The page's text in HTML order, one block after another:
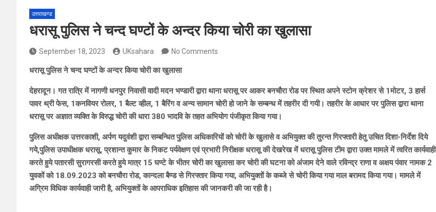
उत्तराखण्ड
धरासू पुलिस ने चन्द घण्टों के अन्दर किया चोरी का खुलासा
September 18, 2023 UKsahara No Comments
धरासू पुलिस ने चन्द घण्टों के अन्दर किया चोरी का खुलासा
देहरादून। गत रात्रि में नागणी धनपुर निवासी वादी मदन भण्डारी द्वारा थाना धरासू पर आकर बनचौरा रोड पर स्थित अपने स्टोन क्रेशर से 1मोटर, 3 हार्स
पावर थ्री फेस, 1कनवियर रोलर, 1 बैल्ट व्हील, 1 बैरिंग व अन्य सामान चोरी हो जाने के सम्बन्ध में तहरीर दी गयी। तहरीर के आधार पर पुलिस द्वारा थाना
धरासू पर अज्ञात व्यक्ति के विरुद्ध चोरी की धारा 380 भादवि के तहत अभियोग पंजीकृत किया गया।
पुलिस अधीक्षक उत्तरकाशी, अर्पण यदुवंशी द्वारा सम्बन्धित पुलिस अधिकारियों को चोरी के खुलासे व अभियुक्त की तुरन्त गिरफ्तारी हेतु उचित दिशा-निर्देश दिये
गये,पुलिस उपाधीक्षक धरासू, प्रशान्त कुमार के निकट पर्यवेक्षण एवं प्रभारी निरीक्षक धरासू की देखरेख में धरासू पुलिस टीम द्वारा उक्त मामले में त्वरित कार्यवाही
करते हुये पतारसी सुरागरसी करते हुये मात्र 15 घण्टे के भीतर चोरी का खुलासा कर चोरी की घटना को अंजाम देने वाले रविन्द्र राणा व अक्षय पंवार नामक 2
युवकों को 18.09.2023 को बनचौरा रोड, कान्दला बैण्ड से गिरफ्तार किया गया, अभियुक्तों के कब्जे से चोरी किया गया माल बरामद किया गया। मामले में
अग्रिम विधिक कार्यवाही जारी है, अभियुक्तों के आपराधिक इतिहास की जानकरी की जा रही है।